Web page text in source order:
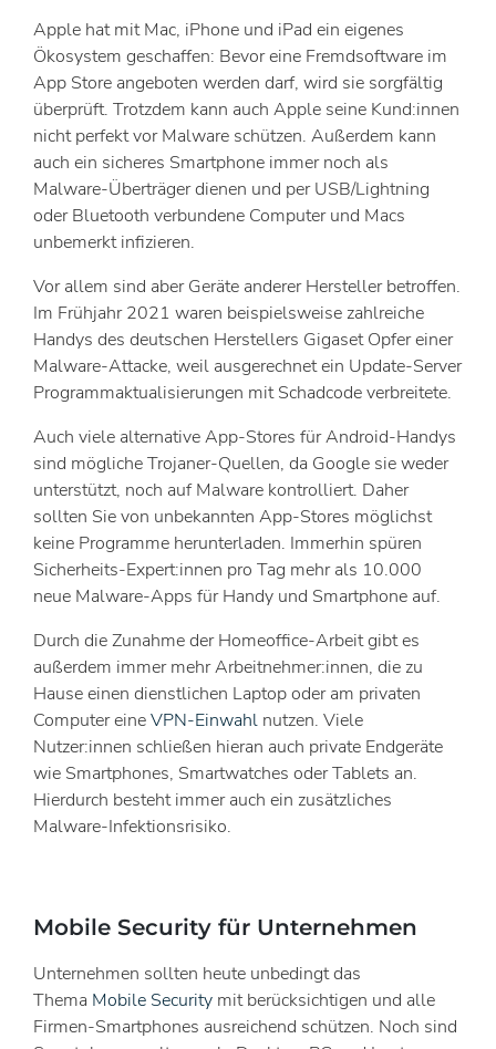
Apple hat mit Mac, iPhone und iPad ein eigenes
Ökosystem geschaffen: Bevor eine Fremdsoftware im
App Store angeboten werden darf, wird sie sorgfältig
überprüft. Trotzdem kann auch Apple seine Kund:innen
nicht perfekt vor Malware schützen. Außerdem kann
auch ein sicheres Smartphone immer noch als
Malware-Überträger dienen und per USB/Lightning
oder Bluetooth verbundene Computer und Macs
unbemerkt infizieren.
Vor allem sind aber Geräte anderer Hersteller betroffen.
Im Frühjahr 2021 waren beispielsweise zahlreiche
Handys des deutschen Herstellers Gigaset Opfer einer
Malware-Attacke, weil ausgerechnet ein Update-Server
Programmaktualisierungen mit Schadcode verbreitete.
Auch viele alternative App-Stores für Android-Handys
sind mögliche Trojaner-Quellen, da Google sie weder
unterstützt, noch auf Malware kontrolliert. Daher
sollten Sie von unbekannten App-Stores möglichst
keine Programme herunterladen. Immerhin spüren
Sicherheits-Expert:innen pro Tag mehr als 10.000
neue Malware-Apps für Handy und Smartphone auf.
Durch die Zunahme der Homeoffice-Arbeit gibt es
außerdem immer mehr Arbeitnehmer:innen, die zu
Hause einen dienstlichen Laptop oder am privaten
Computer eineVPN-Einwahl nutzen. Viele
Nutzer:innen schließen hieran auch private Endgeräte
wie Smartphones, Smartwatches oder Tablets an.
Hierdurch besteht immer auch ein zusätzliches
Malware-Infektionsrisiko.
Mobile Security für Unternehmen
Unternehmen sollten heute unbedingt das
Thema Mobile Security mit berücksichtigen und alle
Firmen-Smartphones ausreichend schützen. Noch sind